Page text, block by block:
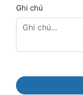
Ghi chú